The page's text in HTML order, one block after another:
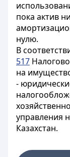
пока актив
нулю.
В
517
на
-
управления
Казахстан.